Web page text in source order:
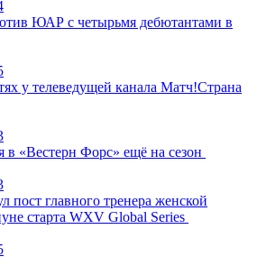
ЮАР с четырьмя дебютантами в
у телеведущей канала Матч!Страна
в «Вестерн Форс» ещё на сезон
пост главного тренера женской
старта WXV Global Series